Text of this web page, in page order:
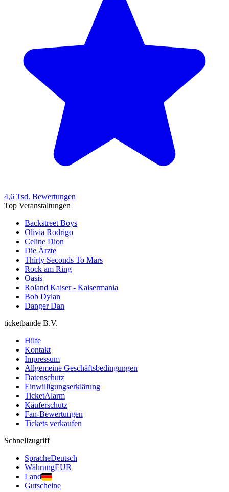
4,6 Tsd. Bewertungen
Top Veranstaltungen
Backstreet Boys
Olivia Rodrigo
Celine Dion
Die Ärzte
Thirty Seconds To Mars
Rock am Ring
Oasis
Roland Kaiser - Kaisermania
Bob Dylan
Danger Dan
ticketbande B.V.
Hilfe
Kontakt
Impressum
Allgemeine Geschäftsbedingungen
Datenschutz
Einwilligungserklärung
TicketAlarm
Käuferschutz
Fan-Bewertungen
Tickets verkaufen
Schnellzugriff
SpracheDeutsch
WährungEUR
Land
Gutscheine